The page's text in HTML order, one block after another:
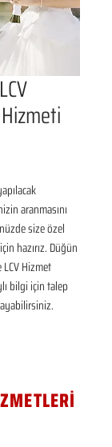
aranmasını
size özel
hazırız. Düğün
LCV Hizmet
bilgi için talep